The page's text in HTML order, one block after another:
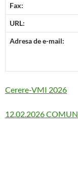
Fax:
URL:
Adresa de e-mail:
Cerere-VMI 2026
12.02.2026